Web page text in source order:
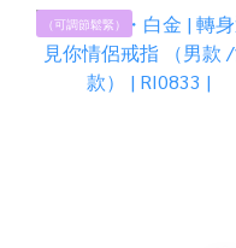
（可調節鬆緊）